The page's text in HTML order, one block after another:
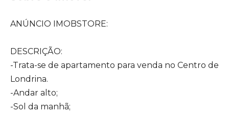
ANÚNCIO IMOBSTORE:
DESCRIÇÃO:
-Trata-se de apartamento para venda no Centro de
Londrina.
-Andar alto;
-Sol da manhã;